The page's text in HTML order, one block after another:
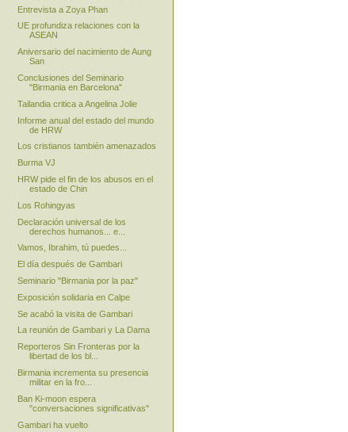
Entrevista a Zoya Phan
UE profundiza relaciones con la
ASEAN
Aniversario del nacimiento de Aung
San
Conclusiones del Seminario
"Birmania en Barcelona"
Tailandia critica a Angelina Jolie
Informe anual del estado del mundo
de HRW
Los cristianos también amenazados
Burma VJ
HRW pide el fin de los abusos en el
estado de Chin
Los Rohingyas
Declaración universal de los
derechos humanos... e...
Vamos, Ibrahim, tú puedes...
El día después de Gambari
Seminario "Birmania por la paz"
Exposición solidaria en Calpe
Se acabó la visita de Gambari
La reunión de Gambari y La Dama
Reporteros Sin Fronteras por la
libertad de los bl...
Birmania incrementa su presencia
militar en la fro...
Ban Ki-moon espera
"conversaciones significativas"
Gambari ha vuelto